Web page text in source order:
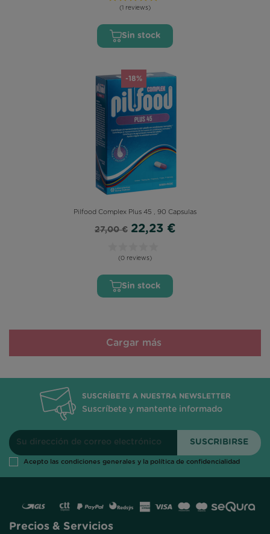
(1 reviews)
Sin stock
Pilfood Complex Plus 45 , 90 Capsulas
27,00 € 22,23 €
(0 reviews)
Sin stock
-18%
Cargar más
SUSCRÍBETE A NUESTRA NEWSLETTER
Suscríbete y mantente informado
Acepto las condiciones generales y la política de confidencialidad
Precios & Servicios